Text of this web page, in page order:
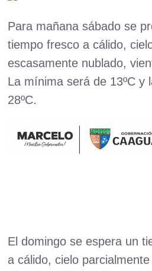
Para mañana sábado se
tiempo fresco a cálido,
escasamente nublado,
La mínima será de 13ºC y
28ºC.
El domingo se espera un
a cálido, cielo